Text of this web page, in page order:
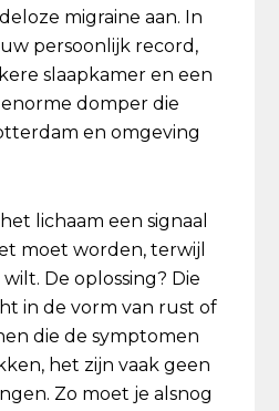
migraine aan. In
persoonlijk record,
slaapkamer en een
domper die
en omgeving
lichaam een signaal
moet worden, terwijl
De oplossing? Die
in de vorm van rust of
die de symptomen
het zijn vaak geen
Zo moet je alsnog